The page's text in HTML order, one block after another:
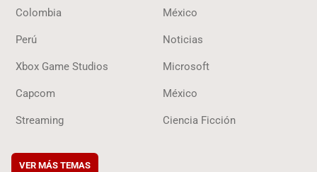
Colombia México
Perú Noticias
Xbox Game Studios Microsoft
Capcom México
Streaming Ciencia Ficción
VER MÁS TEMAS